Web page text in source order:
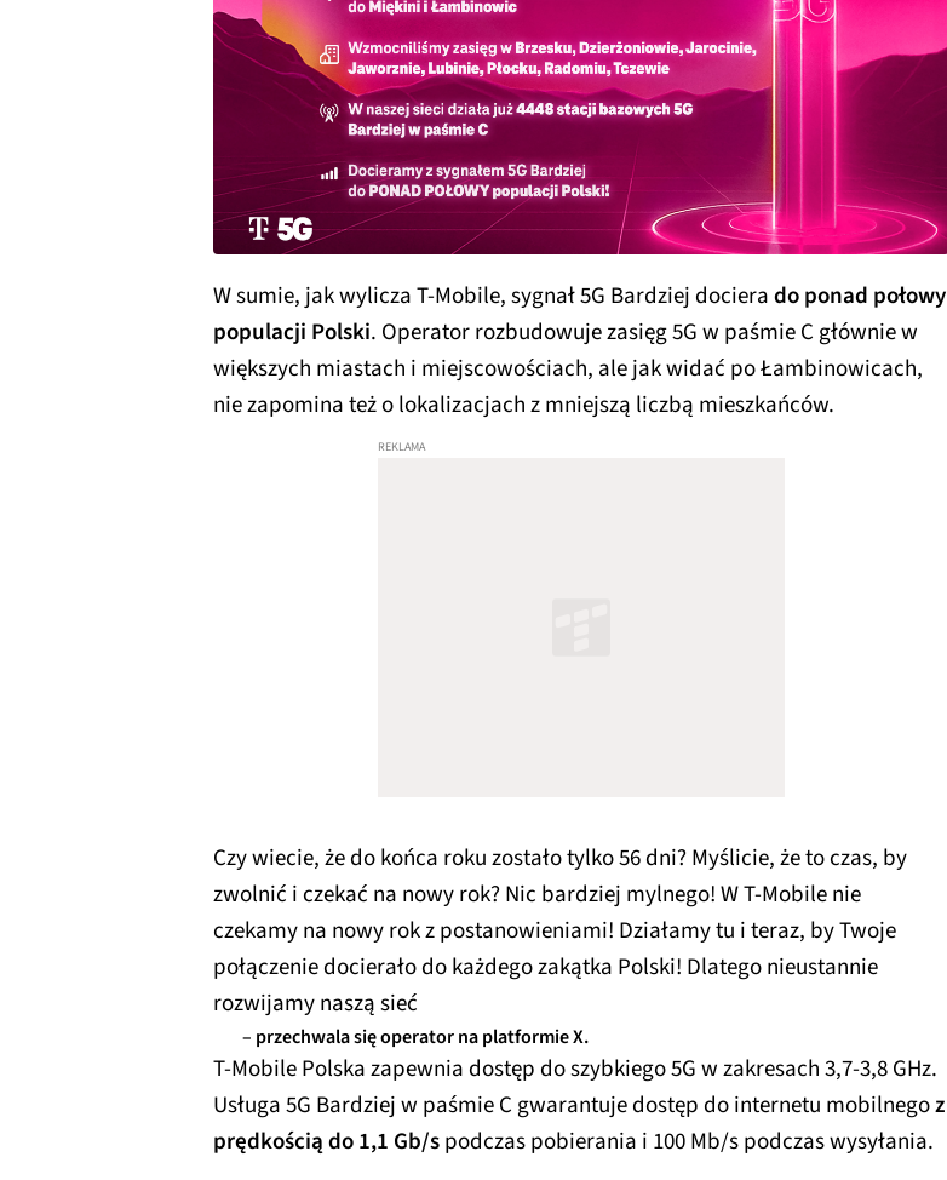
W sumie, jak wylicza T-Mobile, sygnał 5G Bardziej docierado ponad połowy
populacji Polski. Operator rozbudowuje zasięg 5G w paśmie C głównie w
większych miastach i miejscowościach, ale jak widać po Łambinowicach,
nie zapomina też o lokalizacjach z mniejszą liczbą mieszkańców.
Czy wiecie, że do końca roku zostało tylko 56 dni? Myślicie, że to czas, by
zwolnić i czekać na nowy rok? Nic bardziej mylnego! W T-Mobile nie
czekamy na nowy rok z postanowieniami! Działamy tu i teraz, by Twoje
połączenie docierało do każdego zakątka Polski! Dlatego nieustannie
rozwijamy naszą sieć
– przechwala się operator na platformie X.
T-Mobile Polska zapewnia dostęp do szybkiego 5G w zakresach 3,7-3,8 GHz.
Usługa 5G Bardziej w paśmie C gwarantuje dostęp do internetu mobilnegoz
prędkością do 1,1 Gb/spodczas pobierania i 100 Mb/s podczas wysyłania.